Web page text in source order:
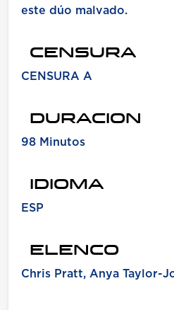
este dúo malvado.
CENSURA
CENSURA A
DURACION
98 Minutos
IDIOMA
ESP
ELENCO
Chris Pratt, Anya Taylor-